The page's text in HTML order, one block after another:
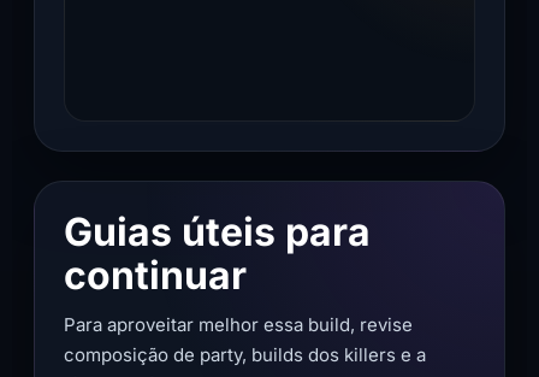
Guias úteis para
continuar
Para aproveitar melhor essa build, revise
composição de party, builds dos killers e a